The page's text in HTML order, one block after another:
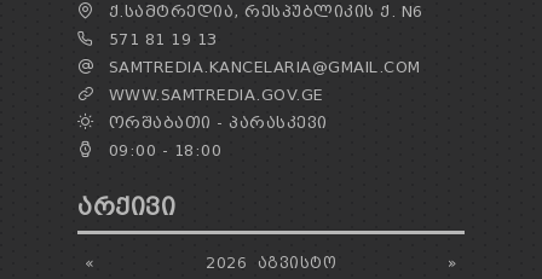
Ქ.ᲡᲐᲛᲢᲠᲔᲓᲘᲐ, ᲠᲔᲡᲞᲣᲑᲚᲘᲙᲘᲡ Ქ. N6
571 81 19 13
SAMTREDIA.KANCELARIA@GMAIL.COM
WWW.SAMTREDIA.GOV.GE
ᲝᲠᲨᲐᲑᲐᲗᲘ - ᲞᲐᲠᲐᲡᲙᲔᲕᲘ
09:00 - 18:00
ᲐᲠᲥᲘᲕᲘ
« »
2026
ᲐᲒᲕᲘᲡᲢᲝ